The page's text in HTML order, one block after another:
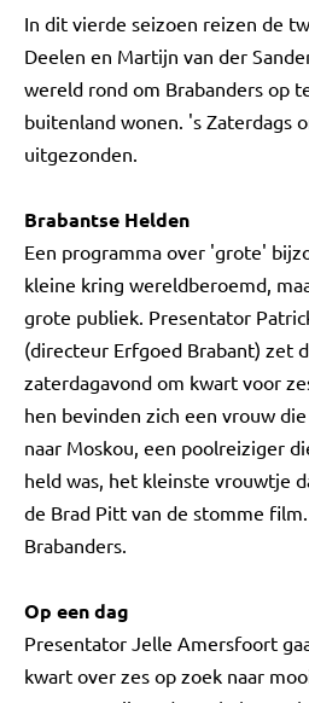
In dit vierde seizoen reizen de
Deelen en Martijn van der
wereld rond om Brabanders op
buitenland wonen. 's Zaterdags
uitgezonden.
Brabantse Helden
Een programma over 'grote'
kleine kring wereldberoemd,
grote publiek. Presentator
(directeur Erfgoed Brabant) zet
zaterdagavond om kwart voor
hen bevinden zich een vrouw
naar Moskou, een poolreiziger
held was, het kleinste vrouwtje
de Brad Pitt van de stomme
Brabanders.
Op een dag
Presentator Jelle Amersfoort
kwart over zes op zoek naar